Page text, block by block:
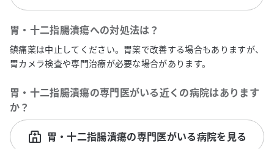
胃・十二指腸潰瘍への対処法は？
鎮痛薬は中止してください。胃薬で改善する場合もありますが、
胃カメラ検査や専門治療が必要な場合があります。
胃・十二指腸潰瘍の専門医がいる近くの病院はあります
か？
胃・十二指腸潰瘍の専門医がいる病院を見る